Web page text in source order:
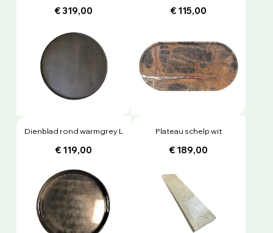
€ 319,00 € 115,00
Dienblad rond warmgrey L
€ 119,00
Plateau schelp wit
€ 189,00